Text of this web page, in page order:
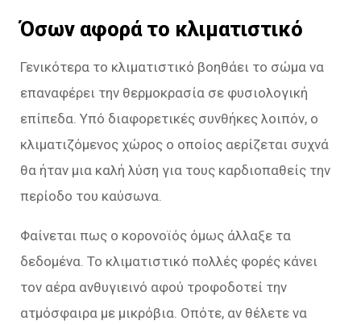
Όσων αφορά το κλιματιστικό
Γενικότερα το κλιματιστικό βοηθάει το σώμα να
επαναφέρει την θερμοκρασία σε φυσιολογική
επίπεδα. Υπό διαφορετικές συνθήκες λοιπόν, ο
κλιματιζόμενος χώρος ο οποίος αερίζεται συχνά
θα ήταν μια καλή λύση για τους καρδιοπαθείς την
περίοδο του καύσωνα.
Φαίνεται πως ο κορονοϊός όμως άλλαξε τα
δεδομένα. Το κλιματιστικό πολλές φορές κάνει
τον αέρα ανθυγιεινό αφού τροφοδοτεί την
ατμόσφαιρα με μικρόβια. Οπότε, αν θέλετε να